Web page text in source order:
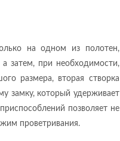
на одном из полотен,
затем, при необходимости,
размера, вторая створка
замку, который удерживает
позволяет не
проветривания.